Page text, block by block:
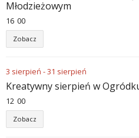
Młodzieżowym
16 00
Zobacz
3 sierpień -31 sierpień
Kreatywny sierpień w
12 00
Zobacz